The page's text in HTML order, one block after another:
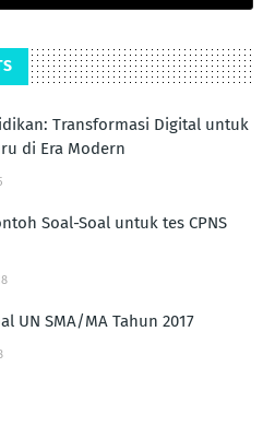
Transformasi Digital untuk
di Era Modern
Soal-Soal untuk tes CPNS
UN SMA/MA Tahun 2017